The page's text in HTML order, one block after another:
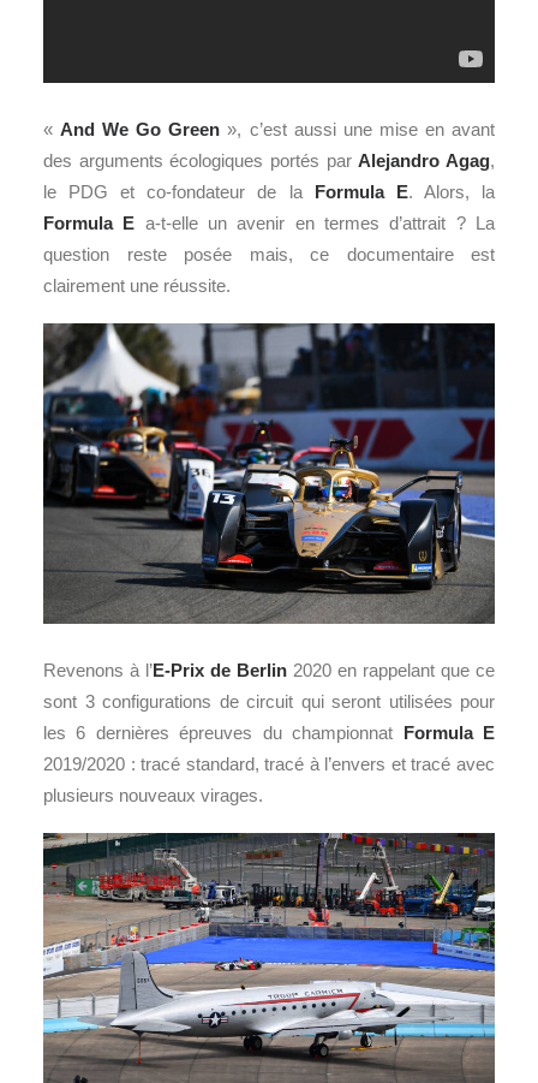
«And We Go Green », c’est aussi une mise en avant
des arguments écologiques portés parAlejandro Agag,
le PDG et co-fondateur de la Formula E. Alors, la
Formula E a-t-elle un avenir en termes d’attrait ? La
question reste posée mais, ce documentaire est
clairement une réussite.
Revenons à l’E-Prix de Berlin 2020 en rappelant que ce
sont 3 configurations de circuit qui seront utilisées pour
les 6 dernières épreuves du championnat Formula E
2019/2020 : tracé standard, tracé à l’envers et tracé avec
plusieurs nouveaux virages.